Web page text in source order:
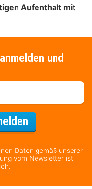
Aufenthalt mit
und
Für den
Daten gemäß unserer
vom Newsletter ist